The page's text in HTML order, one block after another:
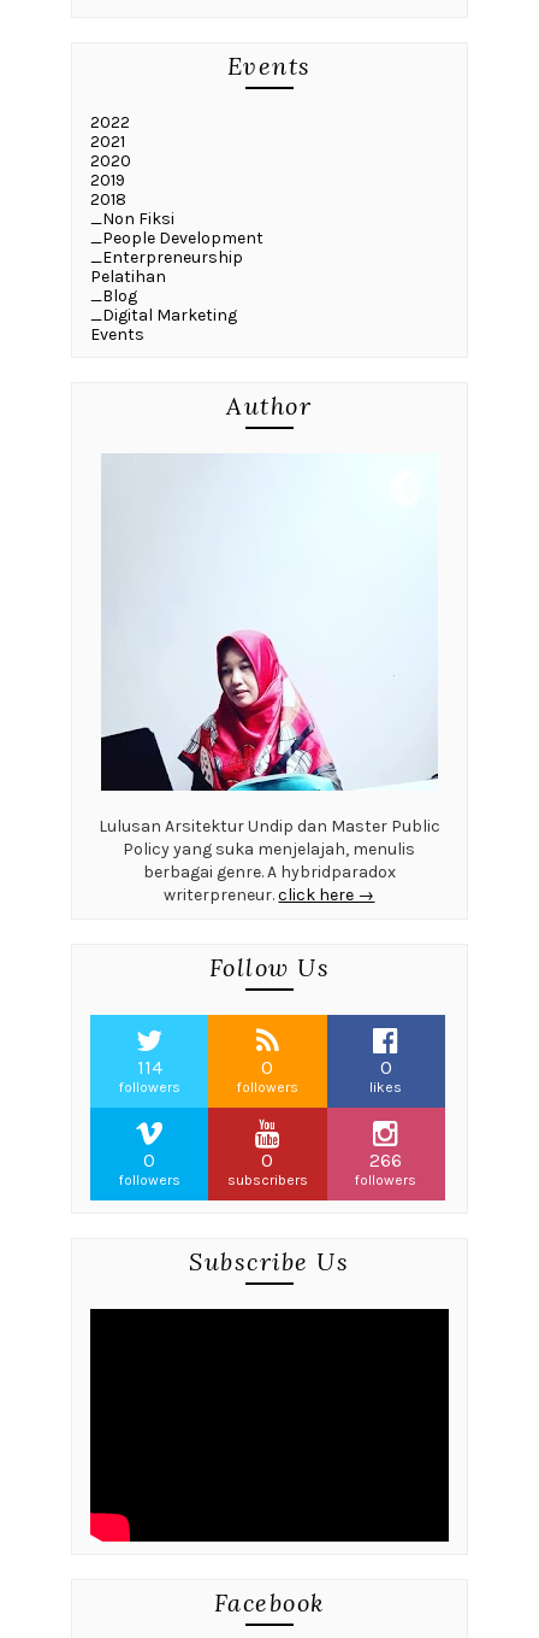
Events
2022
2021
2020
2019
2018
_Non Fiksi
_People Development
_Enterpreneurship
Pelatihan
_Blog
_Digital Marketing
Events
Author
Lulusan Arsitektur Undip dan Master Public
Policy yang suka menjelajah, menulis
berbagai genre. A hybridparadox
writerpreneur.click here →
Follow Us
114
followers
0
followers
0
likes
0
followers
0
subscribers
266
followers
Subscribe Us
Facebook